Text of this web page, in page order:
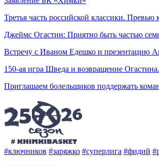
Третья часть российской классики.
Джеймс Огастин: Приятно быть частью
Встречу с Иваном Едешко и презентацию
150-ая игра Шведа и возвращение
Приглашаем болельщиков поддержать
#ключников #заряжко #суперлига #фидий